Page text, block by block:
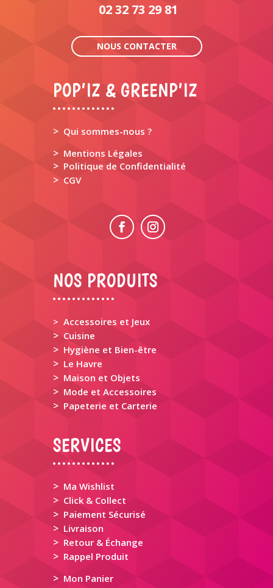
02 32 73 29 81
NOUS CONTACTER
POP’IZ & GREENP’IZ
> Qui sommes-nous ?
> Mentions Légales
> Politique de Confidentialité
> CGV
NOS PRODUITS
> Accessoires et Jeux
> Cuisine
> Hygiène et Bien-être
> Le Havre
> Maison et Objets
> Mode et Accessoires
> Papeterie et Carterie
SERVICES
> Ma Wishlist
> Click & Collect
> Paiement Sécurisé
> Livraison
> Retour & Échange
> Rappel Produit
> Mon Panier